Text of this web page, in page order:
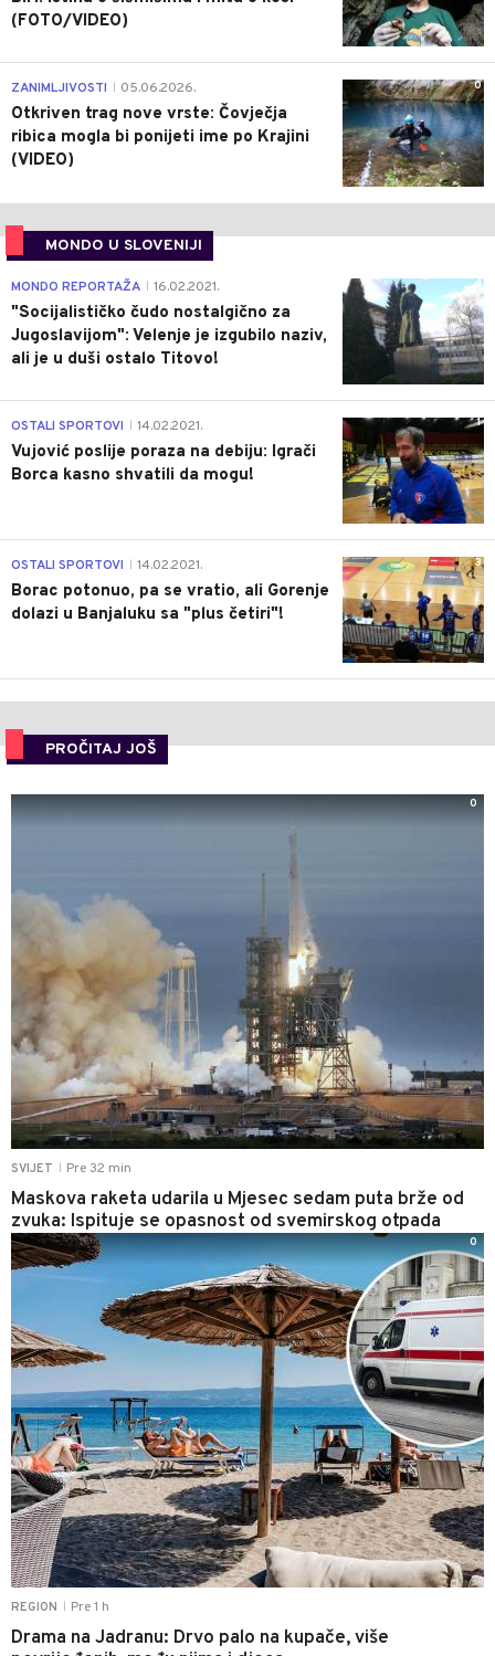
(FOTO/VIDEO)
0
ZANIMLJIVOSTI 05.06.2026.
Otkriven trag nove vrste: Čovječja
ribica mogla bi ponijeti ime po Krajini
(VIDEO)
MONDO U SLOVENIJI
4
MONDO REPORTAŽA 16.02.2021.
"Socijalističko čudo nostalgično za
Jugoslavijom": Velenje je izgubilo naziv,
ali je u duši ostalo Titovo!
1
OSTALI SPORTOVI 14.02.2021.
Vujović poslije poraza na debiju: Igrači
Borca kasno shvatili da mogu!
3
OSTALI SPORTOVI 14.02.2021.
Borac potonuo, pa se vratio, ali Gorenje
dolazi u Banjaluku sa "plus četiri"!
PROČITAJ JOŠ
SVIJET Pre 32 min
Maskova raketa udarila u Mjesec sedam puta brže od
zvuka: Ispituje se opasnost od svemirskog otpada
0
REGION Pre 1 h
Drama na Jadranu: Drvo palo na kupače, više
0